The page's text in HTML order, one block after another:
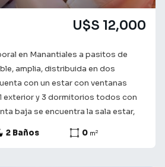
U$S 12,000
en Manantiales a pasitos de
amplia, distribuida en dos
con un estar con ventanas
exterior y 3 dormitorios todos con
baja se encuentra la sala estar,
la barbacoa con lavadero. La casa
2 Baños 0 m2